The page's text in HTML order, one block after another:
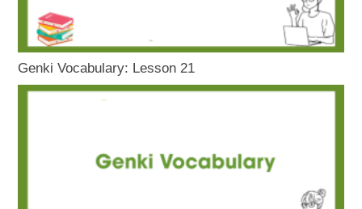
Genki Vocabulary: Lesson 21